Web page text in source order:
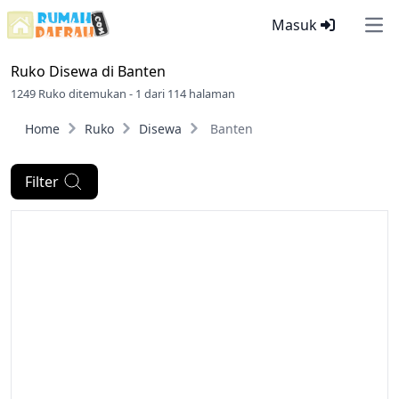
Masuk
Ruko Disewa di Banten
1249 Ruko ditemukan - 1 dari 114 halaman
Home Ruko Disewa Banten
Filter